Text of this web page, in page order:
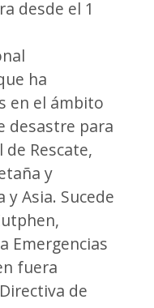
desde el 1
ha
en el ámbito
desastre para
Rescate,
y
y Asia. Sucede
Emergencias
fuera
de